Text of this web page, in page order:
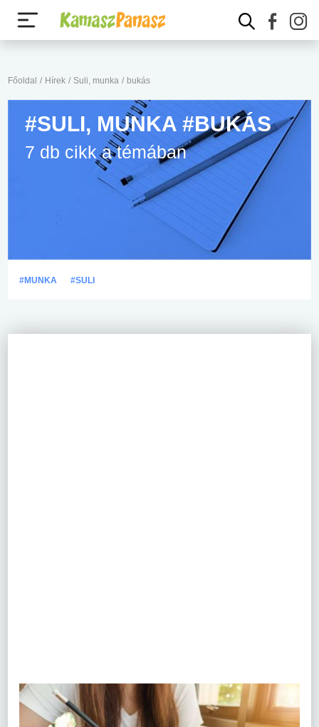
Főoldal / Hírek / Suli, munka / bukás
#SULI, MUNKA #BUKÁS
7 db cikk a témában
#MUNKA #SULI